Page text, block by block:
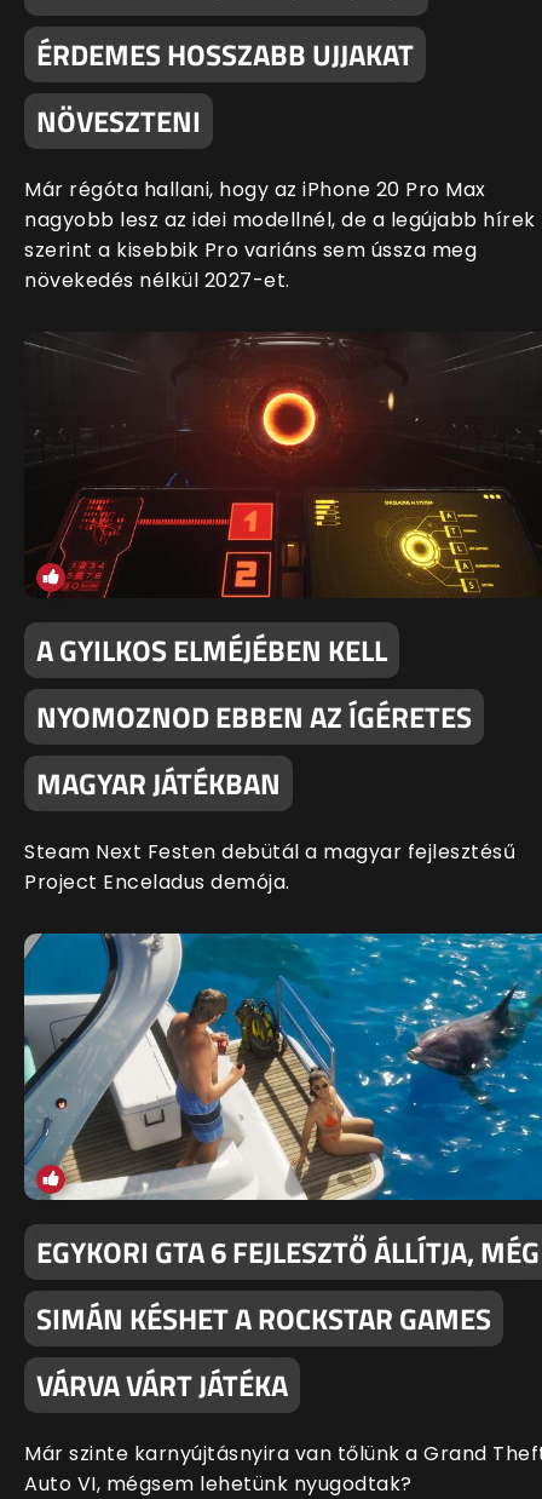
ÉRDEMES HOSSZABB UJJAKAT
NÖVESZTENI
Már régóta hallani, hogy az iPhone 20 Pro Max
nagyobb lesz az idei modellnél, de a legújabb hírek
szerint a kisebbik Pro variáns sem ússza meg
növekedés nélkül 2027-et.
A GYILKOS ELMÉJÉBEN KELL
NYOMOZNOD EBBEN AZ ÍGÉRETES
MAGYAR JÁTÉKBAN
Steam Next Festen debütál a magyar fejlesztésű
Project Enceladus demója.
EGYKORI GTA 6 FEJLESZTŐ ÁLLÍTJA, MÉG
SIMÁN KÉSHET A ROCKSTAR GAMES
VÁRVA VÁRT JÁTÉKA
Már szinte karnyújtásnyira van tőlünk a Grand
Auto VI, mégsem lehetünk nyugodtak?